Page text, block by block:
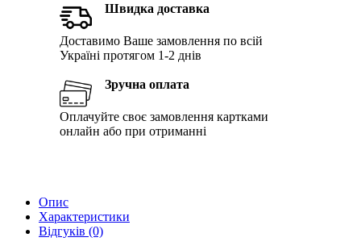
Швидка доставка
Доставимо Ваше замовлення по всій
Україні протягом 1-2 днів
Зручна оплата
Оплачуйте своє замовлення картками
онлайн або при отриманні
Опис
Характеристики
Відгуків (0)